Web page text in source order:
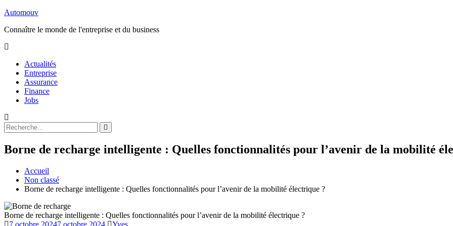
Aller
contenu
Automouv
Connaître le monde de l'entreprise et du business
Actualités
Entreprise
Assurance
Finance
Jobs
Rechercher
:
Rechercher
Borne de recharge intelligente : Quelles fonctionnalités pour l’avenir de la mobilité
Accueil
Non classé
Borne de recharge intelligente : Quelles fonctionnalités pour l’avenir de la mobilité électrique ?
Borne de recharge intelligente : Quelles fonctionnalités pour l’avenir de la mobilité électrique ?
7 octobre 20247 octobre 2024
Yves